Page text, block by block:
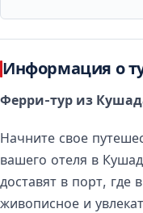
Следите за личными
Почему Стоит
Кушадасы –
— Быстрая
Информация о
Ферри-тур из
Начните свое
вашего отеля в
доставят в порт, где
живописное и